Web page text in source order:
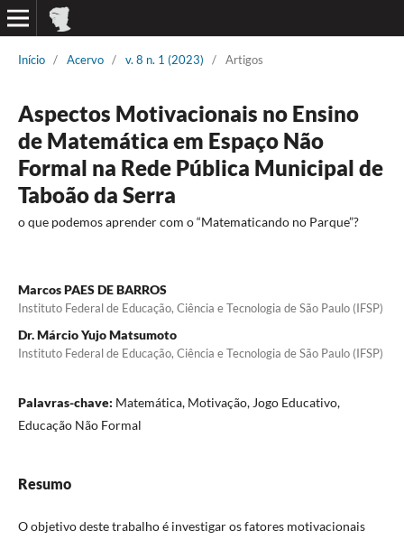
Início / Acervo / v. 8 n. 1 (2023) / Artigos
Aspectos Motivacionais no Ensino
de Matemática em Espaço Não
Formal na Rede Pública Municipal de
Taboão da Serra
o que podemos aprender com o “Matematicando no Parque”?
Marcos PAES DE BARROS
Instituto Federal de Educação, Ciência e Tecnologia de São Paulo (IFSP)
Dr. Márcio Yujo Matsumoto
Instituto Federal de Educação, Ciência e Tecnologia de São Paulo (IFSP)
Palavras-chave: Matemática, Motivação, Jogo Educativo,
Educação Não Formal
Resumo
O objetivo deste trabalho é investigar os fatores motivacionais